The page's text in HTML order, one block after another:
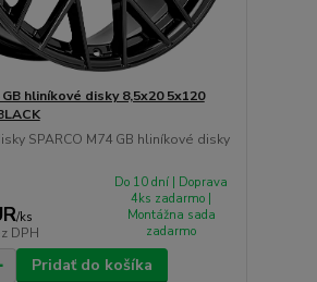
hliníkové disky 8,5x20 5x120
SPARCO M74 GB hliníkové disky
/ks
DPH
Do 10 dní | Doprava
4ks zadarmo |
Montážna sada
zadarmo
Pridať do košíka